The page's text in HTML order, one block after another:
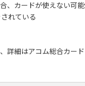
、カードが使えない可能
れている
詳細はアコム総合カー